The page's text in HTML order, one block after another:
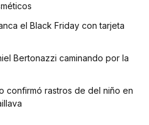
el Black Friday con tarjeta
Bertonazzi caminando por la
confirmó rastros de del niño en